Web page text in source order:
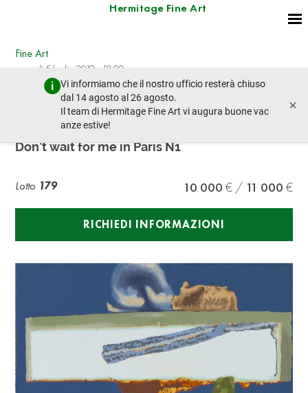
Hermitage Fine Art
Vi informiamo che il nostro ufficio resterà chiuso
dal 14 agosto al 26 agosto.
Il team di Hermitage Fine Art vi augura buone vac
anze estive!
×
Fine Art
venerdì 5 luglio 2019 - 18:00
lotto precedente lotto prossimo
Yuri Dishlenko (1936 - 1995)
Don’t wait for me in Paris N1
Lotto 179 10 000 11 000
RICHIEDI INFORMAZIONI